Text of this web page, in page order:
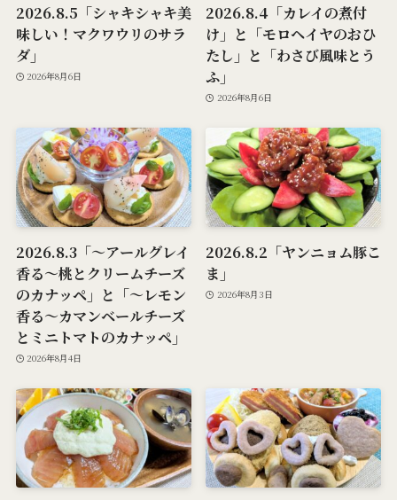
2026.8.5「シャキシャキ美
味しい！マクワウリのサラ
ダ」
2026年8月6日
2026.8.4「カレイの煮付
け」と「モロヘイヤのおひ
たし」と「わさび風味とう
ふ」
2026年8月6日
2026.8.3「～アールグレイ
香る～桃とクリームチーズ
のカナッペ」と「～レモン
香る～カマンベールチーズ
とミニトマトのカナッペ」
2026年8月4日
2026.8.2「ヤンニョム豚こ
ま」
2026年8月3日